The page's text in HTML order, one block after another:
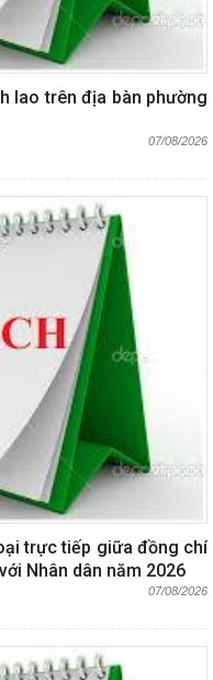
lao trên địa bàn phường
07/08/2026
trực tiếp giữa đồng chí
Nhân dân năm 2026
07/08/2026